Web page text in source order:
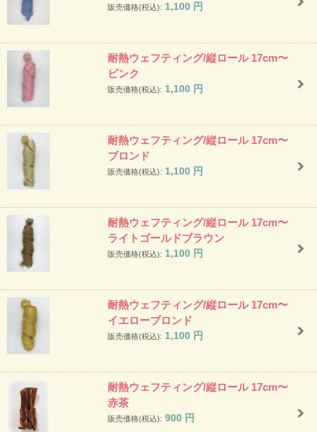
販売価格(税込): 1,100 円
耐熱ウェフティング/縦ロール 17cm〜
ピンク
販売価格(税込): 1,100 円
耐熱ウェフティング/縦ロール 17cm〜
ブロンド
販売価格(税込): 1,100 円
耐熱ウェフティング/縦ロール 17cm〜
ライトゴールドブラウン
販売価格(税込): 1,100 円
耐熱ウェフティング/縦ロール 17cm〜
イエローブロンド
販売価格(税込): 1,100 円
耐熱ウェフティング/縦ロール 17cm〜
赤茶
販売価格(税込): 900 円